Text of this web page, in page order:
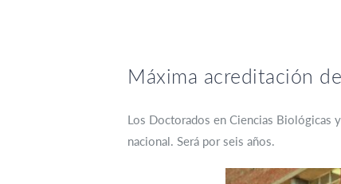
Máxima acreditación
Los Doctorados en Ciencias Biológicas
nacional. Será por seis años.